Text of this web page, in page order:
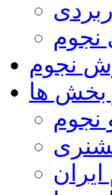
نجوم
نجوم
بخش ها
نجوم